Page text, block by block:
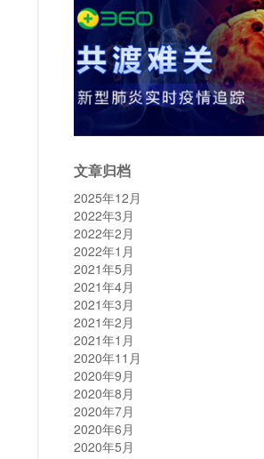
文章归档
2025年12月
2022年3月
2022年2月
2022年1月
2021年5月
2021年4月
2021年3月
2021年2月
2021年1月
2020年11月
2020年9月
2020年8月
2020年7月
2020年6月
2020年5月